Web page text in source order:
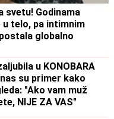
svetu! Godinama
u telo, pa intimnim
globalno
u KONOBARA
su primer kako
"Ako vam muž
NIJE ZA VAS"